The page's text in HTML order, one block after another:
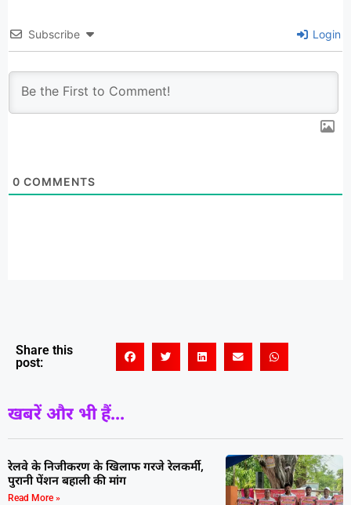
Subscribe Login
0 COMMENTS
Share this
post:
खबरें और भी हैं...
रेलवे के निजीकरण के खिलाफ गरजे रेलकर्मी,
पुरानी पेंशन बहाली की मांग
Read More »